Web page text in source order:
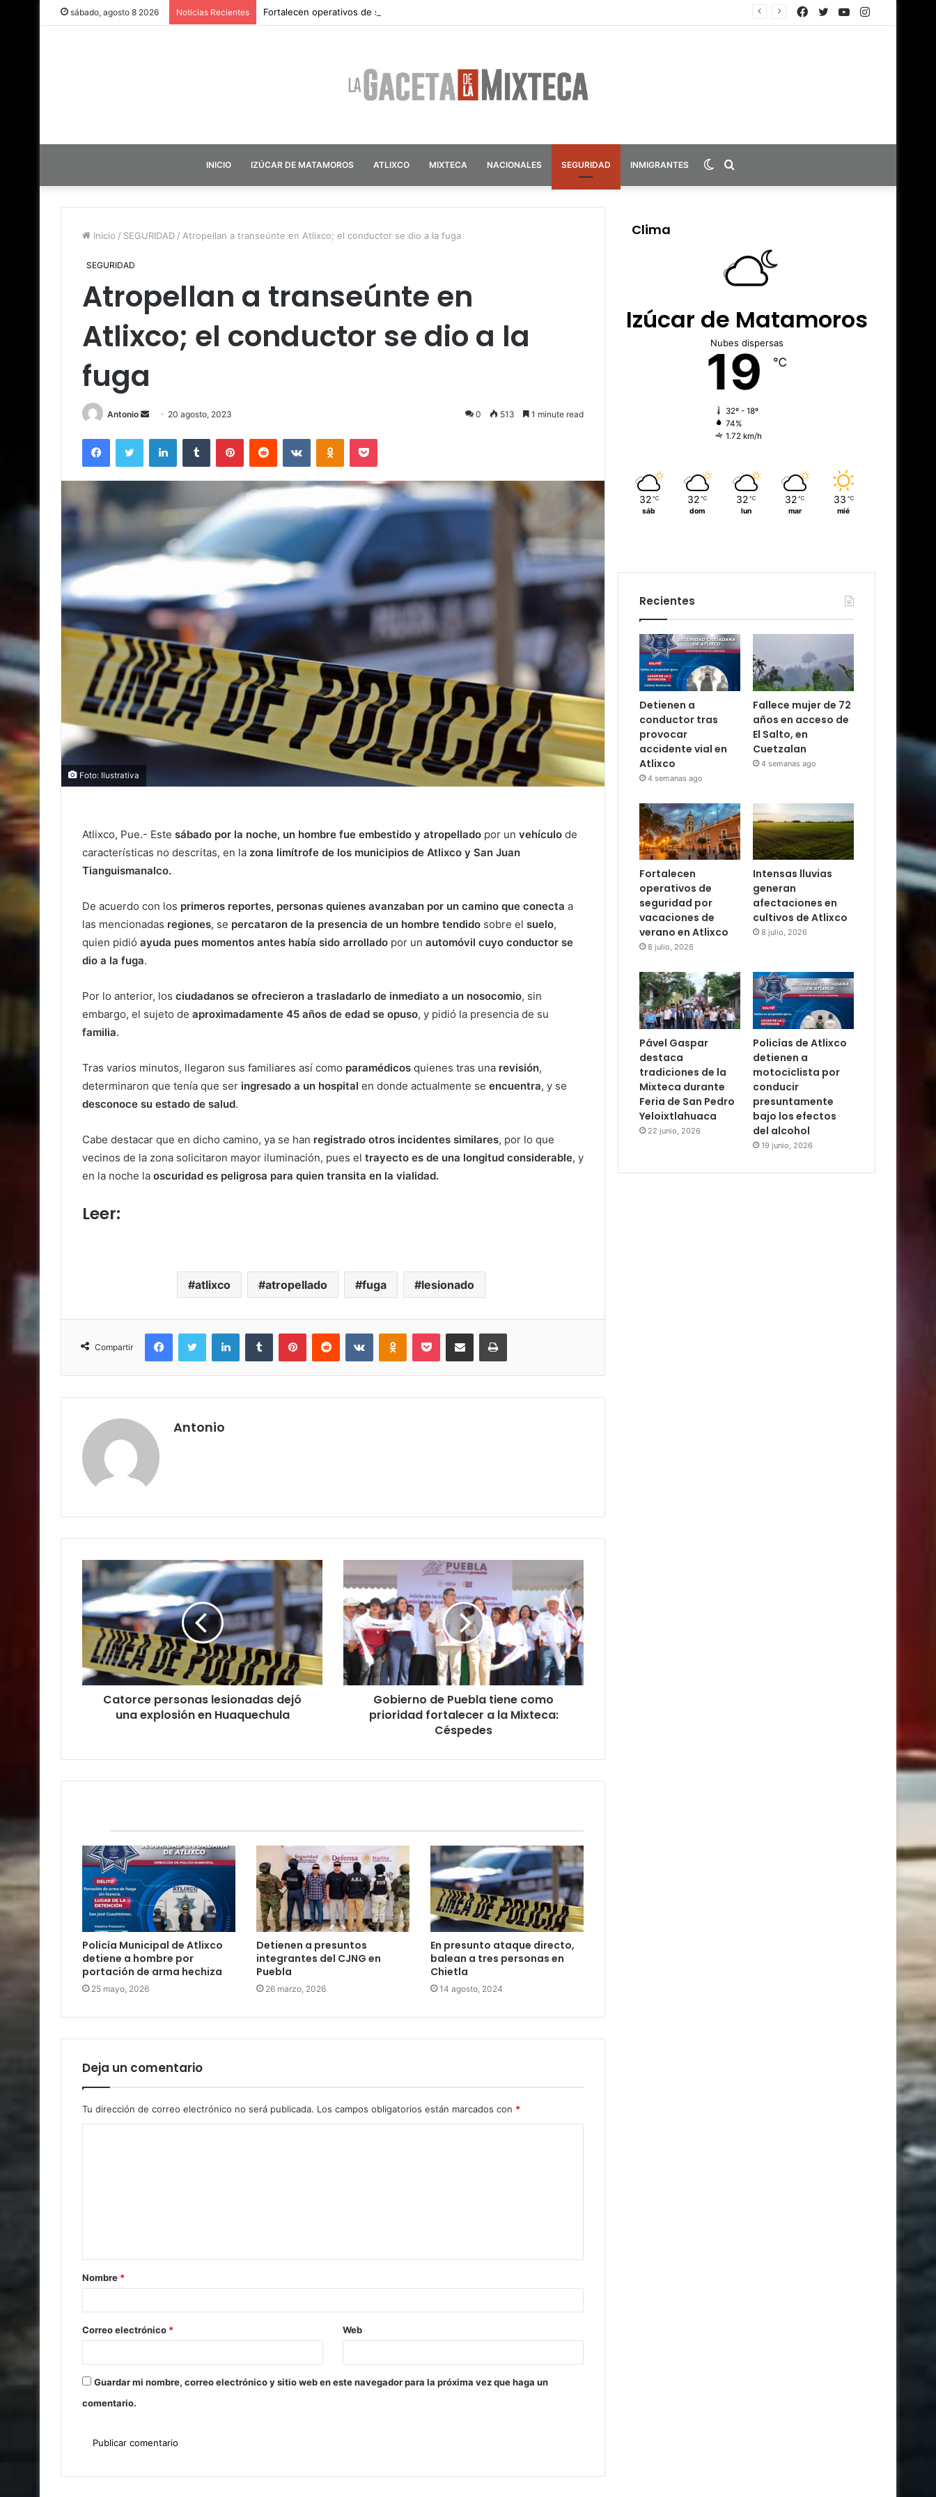
sábado, agosto 8 2026 Noticias Recientes Fortalecen operativos de seguridad por vacaciones de verano en Atlixco Instagram
YouTube
Twitter
Facebook
INICIO IZÚCAR DE MATAMOROS ATLIXCO MIXTECA NACIONALES SEGURIDAD INMIGRANTES Switch
Inicio / SEGURIDAD / Atropellan a transeúnte en Atlixco; el conductor se dio a la fuga
SEGURIDAD
Atropellan a transeúnte en
Atlixco; el conductor se dio a la
fuga
Antonio
Send
email
20 agosto, 2023 0 513 1 minute read
FacebookTwitter LinkedInTumblr PinterestReddit VKontakteOdnoklassniki
Pocket
Foto: Ilustrativa
Atlixco, Pue.- Este sábado por la noche, un hombre fue embestido y atropellado por un vehículo de
características no descritas, en la zona limítrofe de los municipios de Atlixco y San Juan
Tianguismanalco.
De acuerdo con los primeros reportes, personas quienes avanzaban por un camino que conecta a
las mencionadas regiones, se percataron de la presencia de un hombre tendido sobre el suelo,
quien pidió ayuda pues momentos antes había sido arrollado por un automóvil cuyo conductor se
dio a la fuga.
Por lo anterior, los ciudadanos se ofrecieron a trasladarlo de inmediato a un nosocomio, sin
embargo, el sujeto de aproximadamente 45 años de edad se opuso, y pidió la presencia de su
familia.
Tras varios minutos, llegaron sus familiares así como paramédicos quienes tras una revisión,
determinaron que tenía que ser ingresado a un hospital en donde actualmente se encuentra, y se
desconoce su estado de salud.
Cabe destacar que en dicho camino, ya se han registrado otros incidentes similares, por lo que
vecinos de la zona solicitaron mayor iluminación, pues el trayecto es de una longitud considerable, y
en la noche la oscuridad es peligrosa para quien transita en la vialidad.
Leer:
atlixco atropellado fuga lesionado
Compartir
FacebookTwitter LinkedInTumblr PinterestReddit VKontakteOdnoklassniki
Pocket Share via Email Print
Antonio
Catorce personas lesionadas dejó
una explosión en Huaquechula
Gobierno de Puebla tiene como
prioridad fortalecer a la Mixteca:
Céspedes
Policía Municipal de Atlixco
detiene a hombre por
portación de arma hechiza
25 mayo, 2026
Detienen a presuntos
integrantes del CJNG en
Puebla
26 marzo, 2026
En presunto ataque directo,
balean a tres personas en
Chietla
14 agosto, 2024
Deja un comentario
Tu dirección de correo electrónico no será publicada. Los campos obligatorios están marcados con *
Nombre *
Correo electrónico * Web
Guardar mi nombre, correo electrónico y sitio web en este navegador para la próxima vez que haga un
comentario.
Clima
Izúcar de Matamoros
Nubes dispersas
19 ℃
32º - 18º
74%
1.72 km/h
32 ℃
sáb
32 ℃
dom
32 ℃
lun
32 ℃
mar
33 ℃
mié
Recientes
Detienen a
conductor tras
provocar
accidente vial en
Atlixco
4 semanas ago
Fallece mujer de 72
años en acceso de
El Salto, en
Cuetzalan
4 semanas ago
Fortalecen
operativos de
seguridad por
vacaciones de
verano en Atlixco
8 julio, 2026
Intensas lluvias
generan
afectaciones en
cultivos de Atlixco
8 julio, 2026
Pável Gaspar
destaca
tradiciones de la
Mixteca durante
Feria de San Pedro
Yeloixtlahuaca
22 junio, 2026
Policías de Atlixco
detienen a
motociclista por
conducir
presuntamente
bajo los efectos
del alcohol
19 junio, 2026